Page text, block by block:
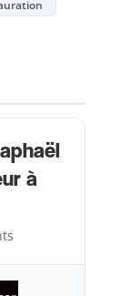
à